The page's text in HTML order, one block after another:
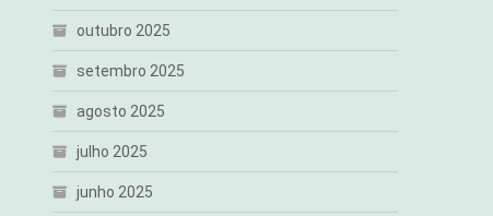
outubro 2025
setembro 2025
agosto 2025
julho 2025
junho 2025